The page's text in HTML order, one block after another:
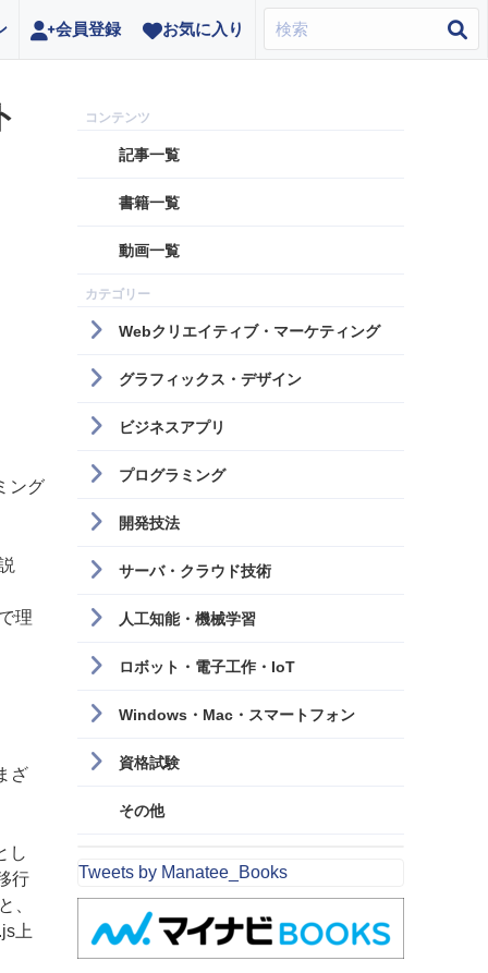
会員登録 お気に入り
ング
理
ざ
し
行
、
上
記事一覧
書籍一覧
動画一覧
Webクリエイティブ・マーケティング
グラフィックス・デザイン
ビジネスアプリ
プログラミング
開発技法
サーバ・クラウド技術
人工知能・機械学習
ロボット・電子工作・IoT
Windows・Mac・スマートフォン
資格試験
その他
Tweets by Manatee_Books